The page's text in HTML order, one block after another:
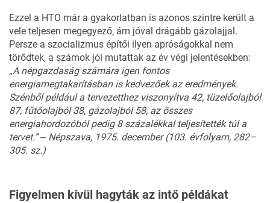
Ezzel a HTO már a gyakorlatban is azonos szintre került a
vele teljesen megegyező, ám jóval drágább gázolajjal.
Persze a szocializmus építői ilyen apróságokkal nem
törődtek, a számok jól mutattak az év végi jelentésekben:
„A népgazdaság számára igen fontos
energiamegtakarításban is kedvezőek az eredmények.
Szénből például a tervezetthez viszonyítva 42, tüzelőolajból
87, fűtőolajból 38, gázolajból 58, az összes
energiahordozóból pedig 8 százalékkal teljesítették túl a
tervet.” ‒ Népszava, 1975. december (103. évfolyam, 282–
305. sz.)
Figyelmen kívül hagyták az intő példákat